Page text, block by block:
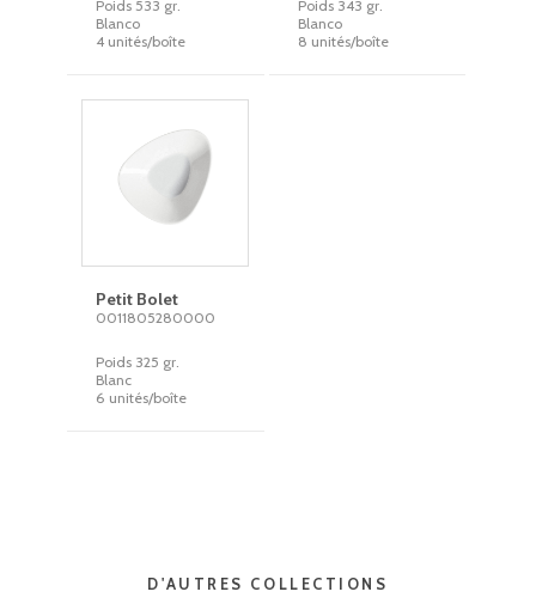
Poids 533 gr.
Blanco
4 unités/boîte
Poids 343 gr.
Blanco
8 unités/boîte
Petit Bolet
0011805280000
Poids 325 gr.
Blanc
6 unités/boîte
D'AUTRES COLLECTIONS